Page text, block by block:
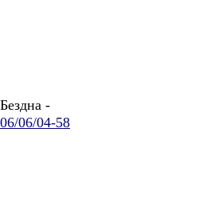
-
06/04-58